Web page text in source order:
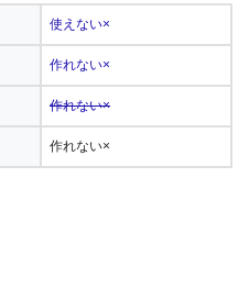
使えない×
作れない×
作れない×
作れない×